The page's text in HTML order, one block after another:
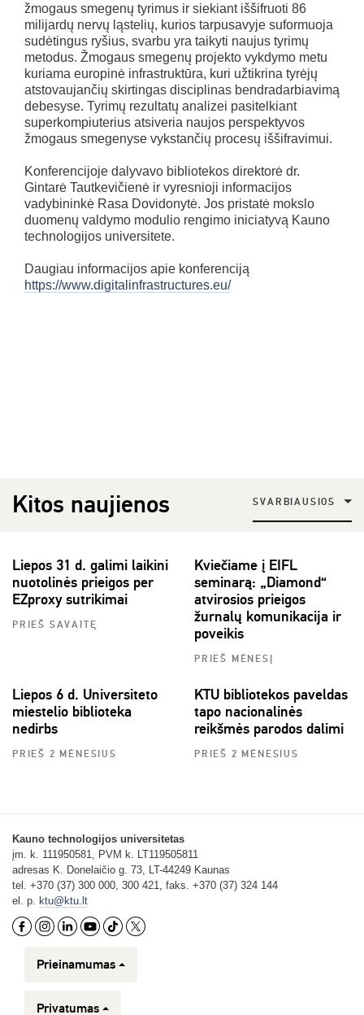
žmogaus smegenų tyrimus ir siekiant iššifruoti 86
milijardų nervų ląstelių, kurios tarpusavyje suformuoja
sudėtingus ryšius, svarbu yra taikyti naujus tyrimų
metodus. Žmogaus smegenų projekto vykdymo metu
kuriama europinė infrastruktūra, kuri užtikrina tyrėjų
atstovaujančių skirtingas disciplinas bendradarbiavimą
debesyse. Tyrimų rezultatų analizei pasitelkiant
superkompiuterius atsiveria naujos perspektyvos
žmogaus smegenyse vykstančių procesų iššifravimui.
Konferencijoje dalyvavo bibliotekos direktorė dr.
Gintarė Tautkevičienė ir vyresnioji informacijos
vadybininkė Rasa Dovidonytė. Jos pristatė mokslo
duomenų valdymo modulio rengimo iniciatyvą Kauno
technologijos universitete.
Daugiau informacijos apie konferenciją
https://www.digitalinfrastructures.eu/
Kitos naujienos SVARBIAUSIOS
Liepos 31 d. galimi laikini
nuotolinės prieigos per
EZproxy sutrikimai
PRIEŠ SAVAITĘ
Kviečiame į EIFL
seminarą: „Diamond“
atvirosios prieigos
žurnalų komunikacija ir
poveikis
PRIEŠ MĖNESĮ
Liepos 6 d. Universiteto
miestelio biblioteka
nedirbs
PRIEŠ 2 MĖNESIUS
KTU bibliotekos paveldas
tapo nacionalinės
reikšmės parodos dalimi
PRIEŠ 2 MĖNESIUS
Kauno technologijos universitetas
įm. k. 111950581, PVM k. LT119505811
adresas K. Donelaičio g. 73, LT-44249 Kaunas
tel. +370 (37) 300 000, 300 421, faks. +370 (37) 324 144
el. p. ktu@ktu.lt
Prieinamumas
Privatumas